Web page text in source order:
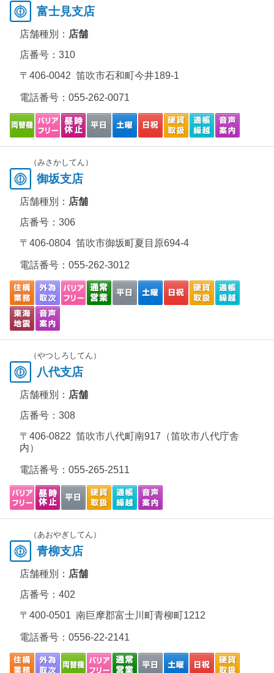
富士見支店
店舗種別： 店舗
店番号：310
〒406-0042 笛吹市石和町今井189-1
電話番号： 055-262-0071
（みさかしてん）
御坂支店
店舗種別： 店舗
店番号：306
〒406-0804 笛吹市御坂町夏目原694-4
電話番号： 055-262-3012
（やつしろしてん）
八代支店
店舗種別： 店舗
店番号：308
〒406-0822 笛吹市八代町南917（笛吹市八代庁舎
内）
電話番号： 055-265-2511
（あおやぎしてん）
青柳支店
店舗種別： 店舗
店番号：402
〒400-0501 南巨摩郡富士川町青柳町1212
電話番号： 0556-22-2141